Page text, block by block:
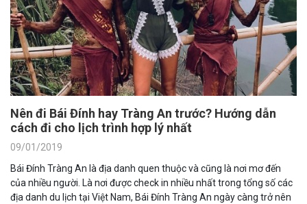
Nên đi Bái Đính hay Tràng An trước? Hướng dẫn
cách đi cho lịch trình hợp lý nhất
09/01/2019
Bái Đính Tràng An là địa danh quen thuộc và cũng là nơi mơ đến
của nhiều người. Là nơi được check in nhiều nhất trong tổng số các
địa danh du lịch tại Việt Nam, Bái Đính Tràng An ngày càng trở nên